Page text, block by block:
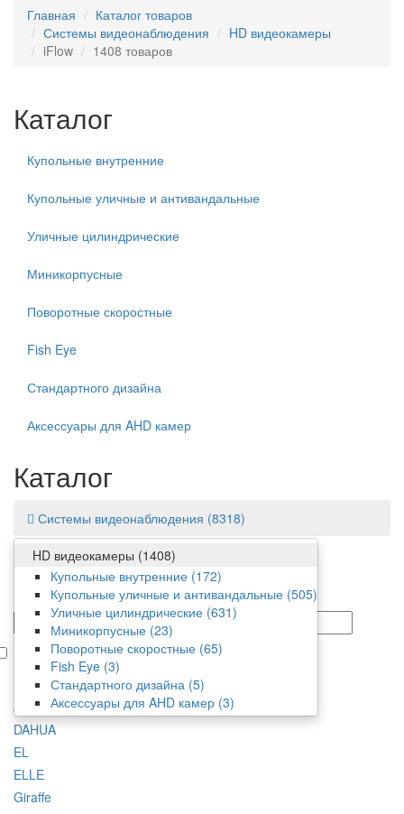
Главная
Каталог товаров
Системы видеонаблюдения
HD видеокамеры
iFlow
1408 товаров
Каталог
Купольные внутренние
Купольные уличные и антивандальные
Уличные цилиндрические
Миникорпусные
Поворотные скоростные
Fish Eye
Стандартного дизайна
Аксессуары для AHD камер
Каталог
Системы видеонаблюдения (8318)
HD видеокамеры (1408)
Купольные внутренние (172)
Купольные уличные и антивандальные (505)
Уличные цилиндрические (631)
Миникорпусные (23)
Поворотные скоростные (65)
Fish Eye (3)
Стандартного дизайна (5)
Аксессуары для AHD камер (3)
Фильтр
Цена
от/до
В наличии
Производитель
Amatek
DAHUA
EL
ELLE
Giraffe